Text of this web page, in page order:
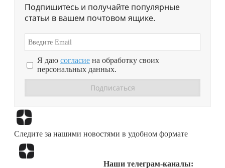
Подпишитесь и получайте популярные
статьи в вашем почтовом ящике.
Я даю согласие на обработку своих
персональных данных.
Следите за нашими новостями в удобном формате
Наши телеграм-каналы: